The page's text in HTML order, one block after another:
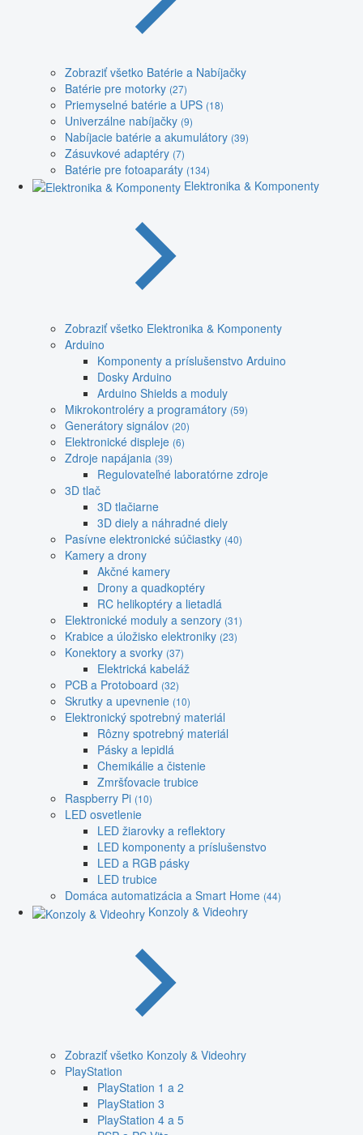
Zobraziť všetko Batérie a Nabíjačky
Batérie pre motorky (27)
Priemyselné batérie a UPS (18)
Univerzálne nabíjačky (9)
Nabíjacie batérie a akumulátory (39)
Zásuvkové adaptéry (7)
Batérie pre fotoaparáty (134)
Elektronika & Komponenty
Zobraziť všetko Elektronika & Komponenty
Arduino
Komponenty a príslušenstvo Arduino
Dosky Arduino
Arduino Shields a moduly
Mikrokontroléry a programátory (59)
Generátory signálov (20)
Elektronické displeje (6)
Zdroje napájania (39)
Regulovateľné laboratórne zdroje
3D tlač
3D tlačiarne
3D diely a náhradné diely
Pasívne elektronické súčiastky (40)
Kamery a drony
Akčné kamery
Drony a quadkoptéry
RC helikoptéry a lietadlá
Elektronické moduly a senzory (31)
Krabice a úložisko elektroniky (23)
Konektory a svorky (37)
Elektrická kabeláž
PCB a Protoboard (32)
Skrutky a upevnenie (10)
Elektronický spotrebný materiál
Rôzny spotrebný materiál
Pásky a lepidlá
Chemikálie a čistenie
Zmršťovacie trubice
Raspberry Pi (10)
LED osvetlenie
LED žiarovky a reflektory
LED komponenty a príslušenstvo
LED a RGB pásky
LED trubice
Domáca automatizácia a Smart Home (44)
Konzoly & Videohry
Zobraziť všetko Konzoly & Videohry
PlayStation
PlayStation 1 a 2
PlayStation 3
PlayStation 4 a 5